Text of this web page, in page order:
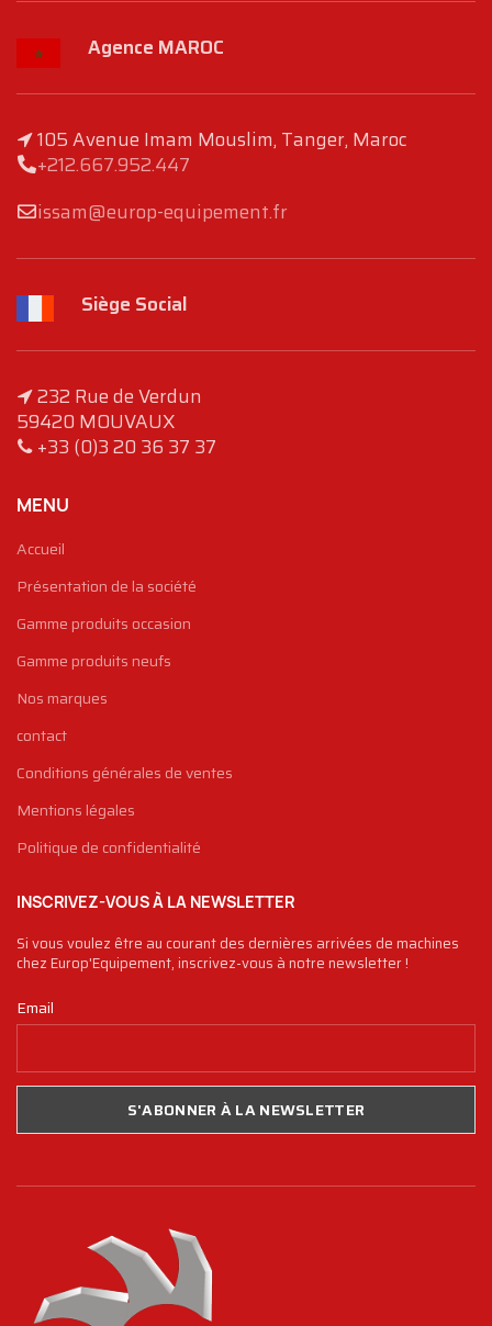
Agence MAROC
105 Avenue Imam Mouslim, Tanger, Maroc
+212.667.952.447
issam@europ-equipement.fr
Siège Social
232 Rue de Verdun
59420 MOUVAUX
+33 (0)3 20 36 37 37
MENU
Accueil
Présentation de la société
Gamme produits occasion
Gamme produits neufs
Nos marques
contact
Conditions générales de ventes
Mentions légales
Politique de confidentialité
INSCRIVEZ-VOUS À LA NEWSLETTER
Si vous voulez être au courant des dernières arrivées de machines
chez Europ'Equipement, inscrivez-vous à notre newsletter !
Email